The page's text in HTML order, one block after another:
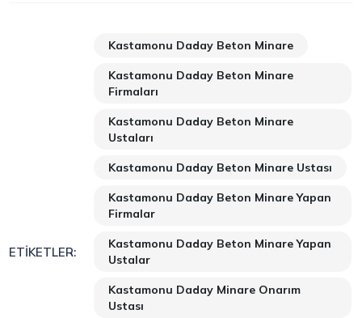
ETIKETLER:
Kastamonu Daday Beton Minare
Kastamonu Daday Beton Minare
Firmaları
Kastamonu Daday Beton Minare
Ustaları
Kastamonu Daday Beton Minare Ustası
Kastamonu Daday Beton Minare Yapan
Firmalar
Kastamonu Daday Beton Minare Yapan
Ustalar
Kastamonu Daday Minare Onarım
Ustası